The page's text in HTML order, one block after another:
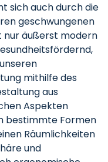
sich auch durch die
geschwungenen
nur äußerst modern
mithilfe des
aus
Aspekten
bestimmte Formen
Räumlichkeiten
und